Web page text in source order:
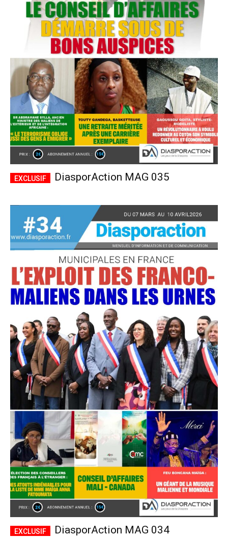
DiasporAction MAG 035
DiasporAction MAG 034